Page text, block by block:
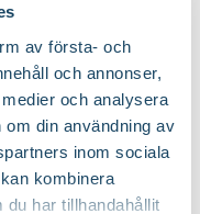
av första- och
och annonser,
och analysera
din användning av
inom sociala
kombinera
du har tillhandahållit
Blomsterlandet
49 90
Välj butik
Online
Till